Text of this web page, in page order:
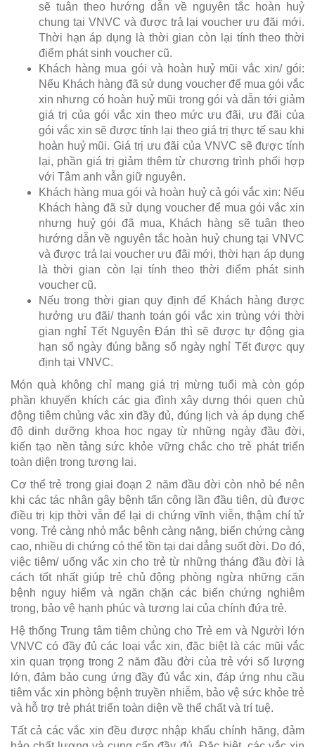
sẽ tuân theo hướng dẫn về nguyên tắc hoàn huỷ
chung tại VNVC và được trả lại voucher ưu đãi mới.
Thời hạn áp dụng là thời gian còn lại tính theo thời
điểm phát sinh voucher cũ.
Khách hàng mua gói và hoàn huỷ mũi vắc xin/ gói:
Nếu Khách hàng đã sử dụng voucher để mua gói vắc
xin nhưng có hoàn huỷ mũi trong gói và dẫn tới giảm
giá trị của gói vắc xin theo mức ưu đãi, ưu đãi của
gói vắc xin sẽ được tính lại theo giá trị thực tế sau khi
hoàn huỷ mũi. Giá trị ưu đãi của VNVC sẽ được tính
lại, phần giá trị giảm thêm từ chương trình phối hợp
với Tâm anh vẫn giữ nguyên.
Khách hàng mua gói và hoàn huỷ cả gói vắc xin: Nếu
Khách hàng đã sử dụng voucher để mua gói vắc xin
nhưng huỷ gói đã mua, Khách hàng sẽ tuân theo
hướng dẫn về nguyên tắc hoàn huỷ chung tại VNVC
và được trả lại voucher ưu đãi mới, thời hạn áp dụng
là thời gian còn lại tính theo thời điểm phát sinh
voucher cũ.
Nếu trong thời gian quy định để Khách hàng được
hưởng ưu đãi/ thanh toán gói vắc xin trùng với thời
gian nghỉ Tết Nguyên Đán thì sẽ được tự động gia
hạn số ngày đúng bằng số ngày nghỉ Tết được quy
định tại VNVC.
Món quà không chỉ mang giá trị mừng tuổi mà còn góp
phần khuyến khích các gia đình xây dựng thói quen chủ
động tiêm chủng vắc xin đầy đủ, đúng lịch và áp dụng chế
độ dinh dưỡng khoa học ngay từ những ngày đầu đời,
kiến tạo nền tảng sức khỏe vững chắc cho trẻ phát triển
toàn diện trong tương lai.
Cơ thể trẻ trong giai đoạn 2 năm đầu đời còn nhỏ bé nên
khi các tác nhân gây bệnh tấn công lần đầu tiên, dù được
điều trị kịp thời vẫn để lại di chứng vĩnh viễn, thậm chí tử
vong. Trẻ càng nhỏ mắc bệnh càng nặng, biến chứng càng
cao, nhiều di chứng có thể tồn tại dai dẳng suốt đời. Do đó,
việc tiêm/ uống vắc xin cho trẻ từ những tháng đầu đời là
cách tốt nhất giúp trẻ chủ động phòng ngừa những căn
bệnh nguy hiểm và ngăn chặn các biến chứng nghiêm
trọng, bảo vệ hạnh phúc và tương lai của chính đứa trẻ.
Hệ thống Trung tâm tiêm chủng cho Trẻ em và Người lớn
VNVC có đầy đủ các loại vắc xin, đặc biệt là các mũi vắc
xin quan trọng trong 2 năm đầu đời của trẻ với số lượng
lớn, đảm bảo cung ứng đầy đủ vắc xin, đáp ứng nhu cầu
tiêm vắc xin phòng bệnh truyền nhiễm, bảo vệ sức khỏe trẻ
và hỗ trợ trẻ phát triển toàn diện về thể chất và trí tuệ.
Tất cả các vắc xin đều được nhập khẩu chính hãng, đảm